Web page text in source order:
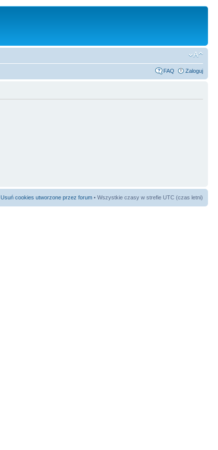
FAQ Zaloguj
Usuń cookies utworzone przez forum • Wszystkie czasy w strefie UTC (czas letni)